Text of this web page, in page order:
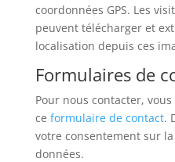
coordonnées GPS. Les
peuvent télécharger et
localisation depuis ces
Formulaires de
Pour nous contacter,
ce formulaire de contact.
votre consentement sur
données.